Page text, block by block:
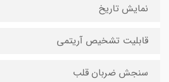
نمایش تاریخ
قابلیت تشخیص آریتمی
سنجش ضربان قلب